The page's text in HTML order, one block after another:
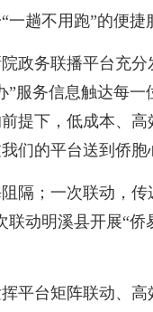
一趟不用跑”的便
务联播平台充分
”服务信息触达每
提下，低成本、
们的平台送到侨
；一次联动，传
联动明溪县开展“
台矩阵联动、高